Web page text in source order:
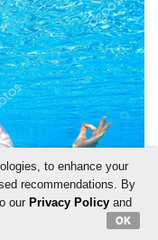
to enhance your
recommendations. By
our Privacy Policyand
OK